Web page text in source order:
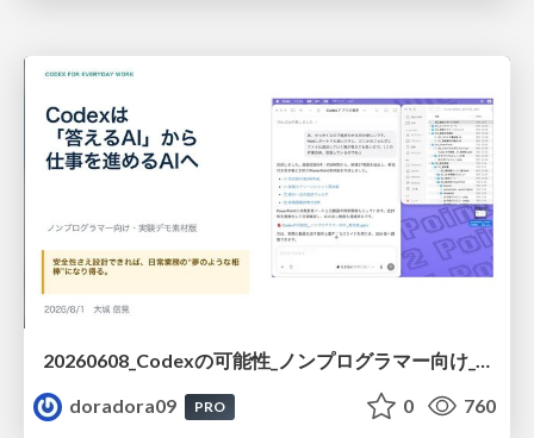
20260608_Codexの可能性_ノンプログラマー向け_大城追記
doradora09
PRO 0 760